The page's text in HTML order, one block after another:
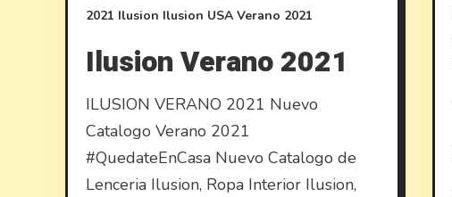
2021 Ilusion Ilusion USA Verano 2021
Ilusion Verano 2021
ILUSION VERANO 2021 Nuevo
Catalogo Verano 2021
#QuedateEnCasa Nuevo Catalogo de
Lenceria Ilusion, Ropa Interior Ilusion,